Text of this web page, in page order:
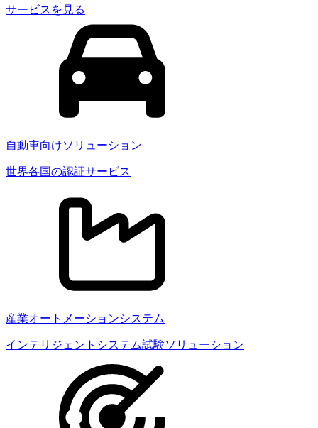
サービスを見る
自動車向けソリューション
世界各国の認証サービス
産業オートメーションシステム
インテリジェントシステム試験ソリューション